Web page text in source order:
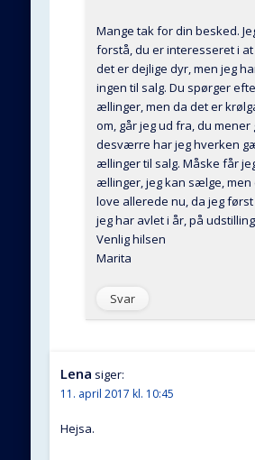
Mange tak for din besked.
forstå, du er interesseret i
det er dejlige dyr, men jeg
ingen til salg. Du spørger
ællinger, men da det er
om, går jeg ud fra, du
desværre har jeg hverken
ællinger til salg. Måske får
ællinger, jeg kan sælge, men
love allerede nu, da jeg
jeg har avlet i år, på
Venlig hilsen
Marita
Svar
Lena siger:
11. april 2017 kl. 10:45
Hejsa.